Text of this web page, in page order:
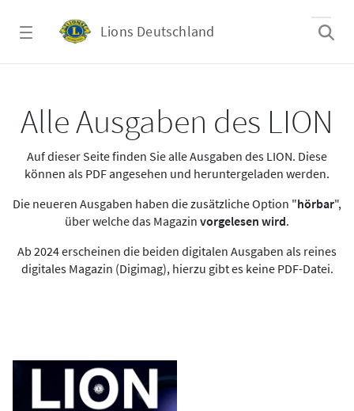
Lions Deutschland
Alle Ausgaben des LION
Auf dieser Seite finden Sie alle Ausgaben des LION. Diese
können als PDF angesehen und heruntergeladen werden.
Die neueren Ausgaben haben die zusätzliche Option "hörbar",
über welche das Magazin vorgelesen wird.
Ab 2024 erscheinen die beiden digitalen Ausgaben als reines
digitales Magazin (Digimag), hierzu gibt es keine PDF-Datei.